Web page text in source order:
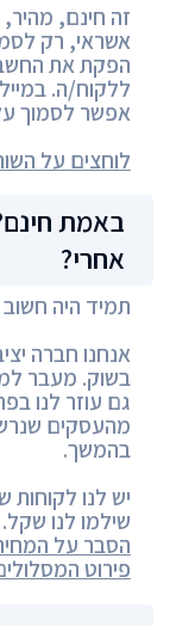
זה חינם,
אשראי, רק
הפקת את
ללקוח/ה.
אפשר לסמוך
לוחצים על
באמת
אחרי?
תמיד היה חשוב
אנחנו חברה
בשוק. מעבר
גם עוזר לנו
מהעסקים
בהמשך.
יש לנו לקוחות
שילמו לנו
הסבר על
פירוט